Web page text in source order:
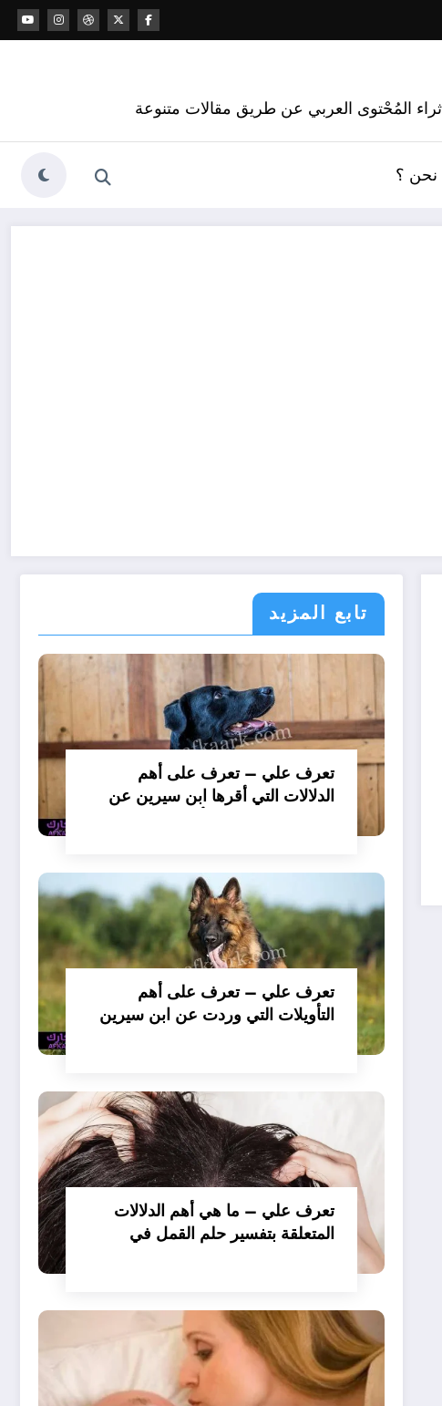
المُحْتوى العربي عن طريق مقالات متنوعة
؟
تابع المزيد
تعرف علي – تعرف على أهم
الدلالات التي أقرها ابن سيرين عن
تعرف علي – تعرف على أهم
التأويلات التي وردت عن ابن سيرين
تعرف علي – ما هي أهم الدلالات
المتعلقة بتفسير حلم القمل في